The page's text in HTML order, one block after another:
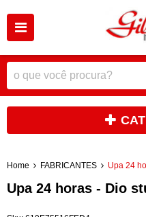
Home FABRICANTES Upa 24
Upa 24 horas - Dio